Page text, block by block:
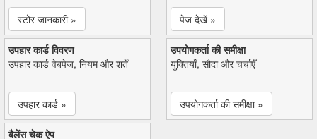
स्टोर जानकारी » पेज देखें »
उपहार कार्ड विवरण
उपहार कार्ड वेबपेज, नियम और शर्तें
उपहार कार्ड »
उपयोगकर्ता की समीक्षा
युक्तियाँ, सौदा और चर्चाएँ
उपयोगकर्ता की समीक्षा »
बैलेंस चेक ऐप